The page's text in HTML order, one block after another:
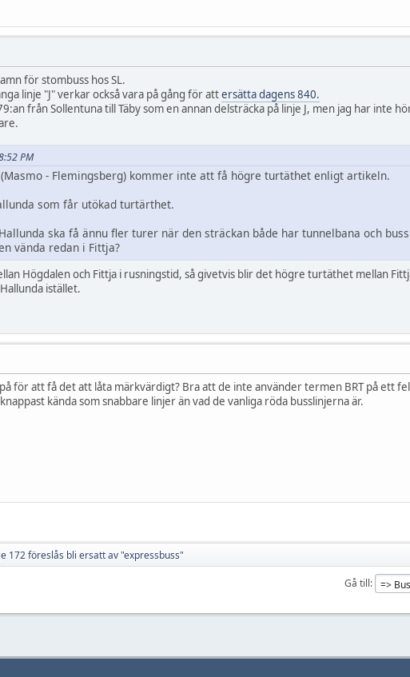
för stombuss hos SL.
linje "J" verkar också vara på gång för attersätta dagens 840.
från Sollentuna till Täby som en annan delsträcka på linje J, men jag har inte
PM
- Flemingsberg) kommer inte att få högre turtäthet enligt artikeln.
som får utökad turtärthet.
ska få ännu fler turer när den sträckan både har tunnelbana och
vända redan i Fittja?
Högdalen och Fittja i rusningstid, så givetvis blir det högre turtäthet mellan
istället.
för att få det att låta märkvärdigt? Bra att de inte använder termen BRT på ett
kända som snabbare linjer än vad de vanliga röda busslinjerna är.
172 föreslås bli ersatt av "expressbuss"
Gå till